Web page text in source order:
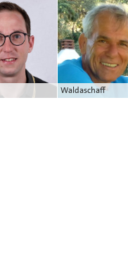
Waldaschaff